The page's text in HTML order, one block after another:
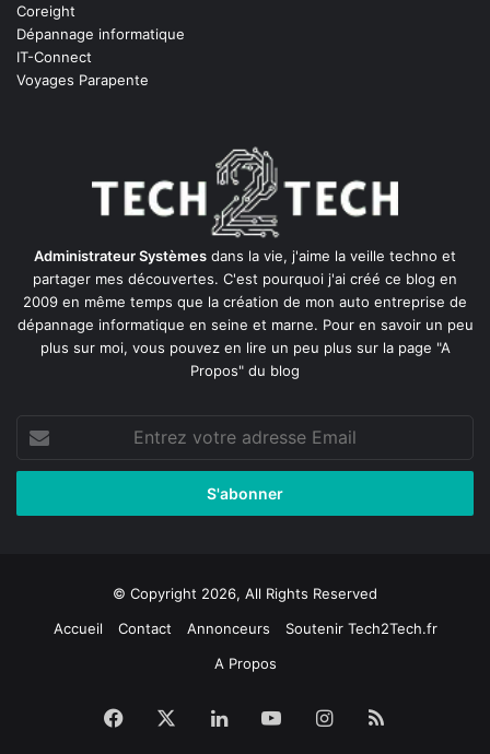
Coreight
Dépannage informatique
IT-Connect
Voyages Parapente
Administrateur Systèmes dans la vie, j'aime la veille techno et
partager mes découvertes. C'est pourquoi j'ai créé ce blog en
2009 en même temps que la création de mon auto entreprise de
dépannage informatique en seine et marne. Pour en savoir un peu
plus sur moi, vous pouvez en lire un peu plus sur la page "A
Propos" du blog
Entrez
votre
adresse
© Copyright 2026, All Rights Reserved
Accueil
Contact Annonceurs
Soutenir Tech2Tech.fr
A Propos
Facebook LinkedinYouTubeInstagram